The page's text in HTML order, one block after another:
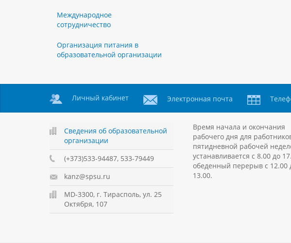
Международное
сотрудничество
Организация питания в
образовательной организации
Личный кабинет Электронная почта
Сведения об образовательной
организации
(+373)533-94487, 533-79449
kanz@spsu.ru
MD-3300, г. Тирасполь, ул. 25
Октября, 107
Время начала и окончания
рабочего дня для
пятидневной рабочей
устанавливается с 8.00 до
обеденный перерыв с 12.00
13.00.